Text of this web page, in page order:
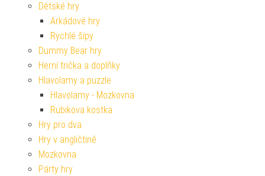
Dětské hry
Arkádové hry
Rychlé šípy
Dummy Bear hry
Herní trička a doplňky
Hlavolamy a puzzle
Hlavolamy - Mozkovna
Rubikova kostka
Hry pro dva
Hry v angličtině
Mozkovna
Párty hry